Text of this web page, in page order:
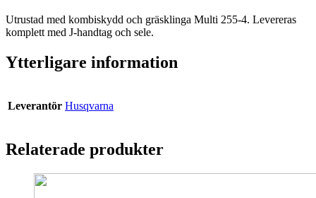
Utrustad med kombiskydd och gräsklinga Multi 255-4. Levereras
komplett med J-handtag och sele.
Ytterligare information
Leverantör Husqvarna
Relaterade produkter